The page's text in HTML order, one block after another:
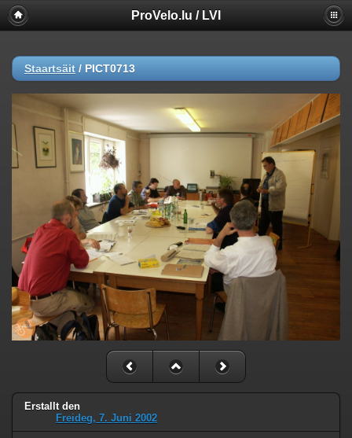
ProVelo.lu / LVI
Staartsäit / PICT0713
Erstallt den
Freideg, 7. Juni 2002